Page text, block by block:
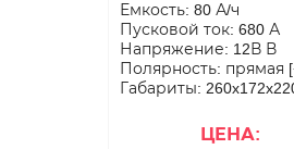
Емкость: 80 А/ч
Пусковой ток: 680 А
Напряжение: 12В В
Полярность: прямая
Габариты:
ЦЕНА: